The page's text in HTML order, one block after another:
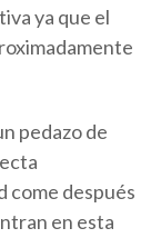
ya que el
pedazo de
come después
en esta